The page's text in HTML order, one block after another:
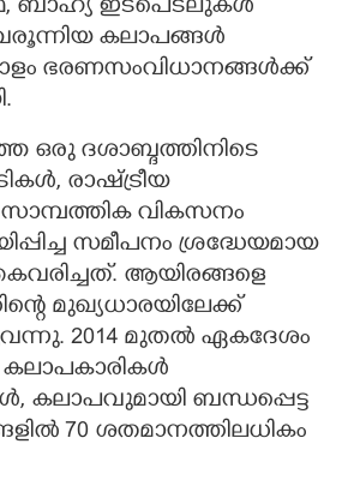
ബാഹ്യ ഇടപെടലുകൾ
കലാപങ്ങൾ
ഭരണസംവിധാനങ്ങൾക്ക്
ഒരു ദശാബ്ദത്തിനിടെ
രാഷ്ട്രീയ
വികസനം
സമീപനം ശ്രദ്ധേയമായ
ആയിരങ്ങളെ
മുഖ്യധാരയിലേക്ക്
2014 മുതൽ ഏകദേശം
കലാപവുമായി ബന്ധപ്പെട്ട
70 ശതമാനത്തിലധികം